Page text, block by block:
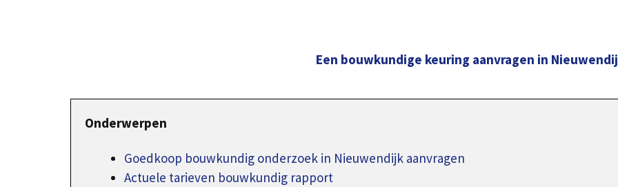
Een bouwkundige keuring aanvragen in
Onderwerpen
Goedkoop bouwkundig onderzoek in Nieuwendijk aanvragen
Actuele tarieven bouwkundig rapport